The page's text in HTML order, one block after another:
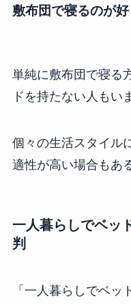
敷布団で寝るのが
単純に敷布団で寝る
ドを持たない人もい
個々の生活スタイル
適性が高い場合もあ
一人暮らしでベッ
判
「一人暮らしでベッ